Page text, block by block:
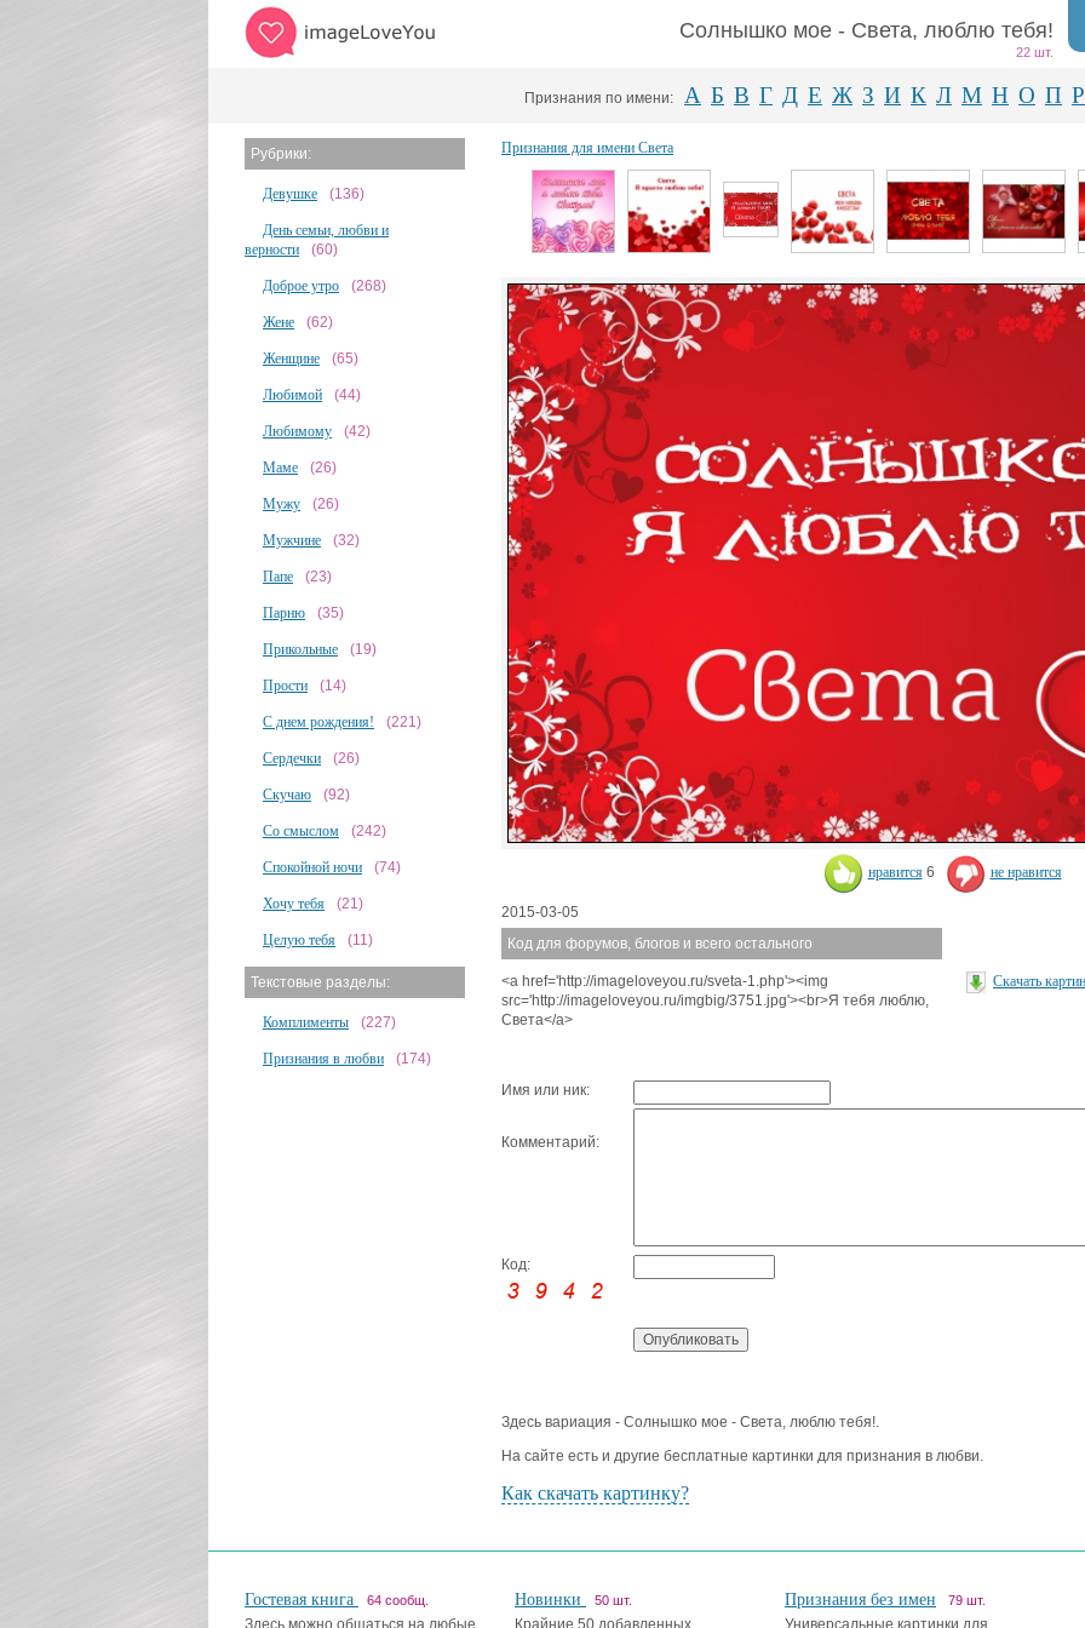
Солнышко мое - Света, люблю тебя!
22 шт.
Признания по имени: А Б В Г Д Е Ж З И К Л М Н О П Р
Рубрики:
Девушке (136)
День семьи, любви и
верности
(60)
Доброе утро (268)
Жене (62)
Женщине (65)
Любимой (44)
Любимому (42)
Маме (26)
Мужу (26)
Мужчине (32)
Папе (23)
Парню (35)
Прикольные (19)
Прости (14)
С днем рождения! (221)
Сердечки (26)
Скучаю (92)
Со смыслом (242)
Спокойной ночи (74)
Хочу тебя (21)
Целую тебя (11)
Текстовые разделы:
Комплименты (227)
Признания в любви (174)
Признания для имени Света
нравится 6 не нравится
2015-03-05
Код для форумов, блогов и всего остального
<a href='http://imageloveyou.ru/sveta-1.php'><img
src='http://imageloveyou.ru/imgbig/3751.jpg'><br>Я тебя люблю,
Света</a>
Скачать
Имя или ник:
Комментарий:
Код:
Здесь вариация - Солнышко мое - Света, люблю тебя!.
На сайте есть и другие бесплатные картинки для признания в любви.
Как скачать картинку?
Гостевая книга 64 сообщ.
Здесь можно общаться на любые
Новинки 50 шт.
Крайние 50 добавленных
Признания без имен 79 шт.
Универсальные картинки для